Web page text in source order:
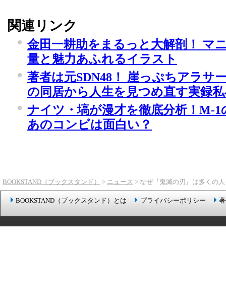
関連リンク
金田一耕助をまるっと大解剖！ マ
量と魅力あふれるイラスト
著者は元SDN48！ 崖っぷちアラサ
の同居から人生を見つめ直す実録
ナイツ・塙が漫才を徹底分析！M-
あのコンビは面白い？
BOOKSTAND（ブックスタンド） > ニュース > なぜ『鬼滅の刃』は多くの
BOOKSTAND（ブックスタンド）とは プライバシーポリシー